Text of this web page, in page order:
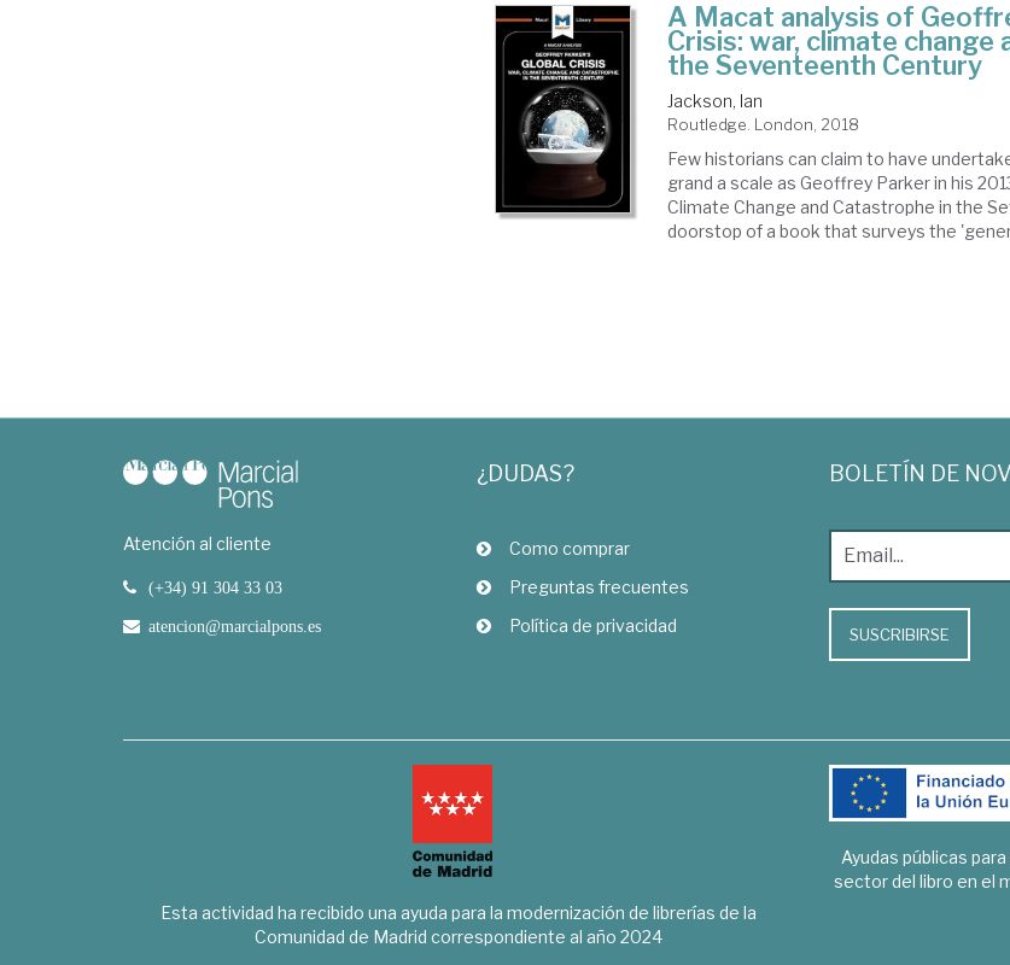
A Macat analysis of
Crisis: war, climate change
the Seventeenth Century
Jackson, Ian
Routledge. London, 2018
Few historians can claim to have
grand a scale as Geoffrey Parker in his
Climate Change and Catastrophe in the
doorstop of a book that surveys the
Atención al cliente
(+34) 91 304 33 03
atencion@marcialpons.es
¿DUDAS?
Como comprar
Preguntas frecuentes
Política de privacidad
BOLETÍN DE
SUSCRIBIRSE
Esta actividad ha recibido una ayuda para la modernización de librerías de la
Comunidad de Madrid correspondiente al año 2024
Ayudas públicas
sector del libro en el